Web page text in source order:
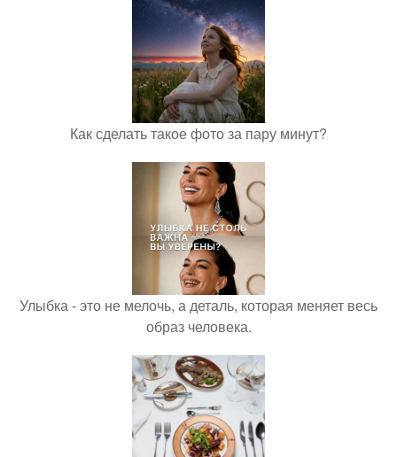
Как сделать такое фото за пару минут?
Улыбка - это не мелочь, а деталь, которая меняет весь
образ человека.